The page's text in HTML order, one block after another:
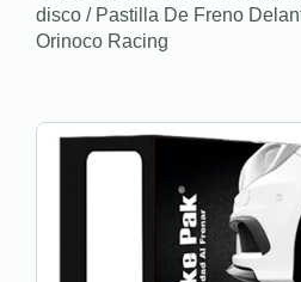
disco / Pastilla De Freno
Orinoco Racing